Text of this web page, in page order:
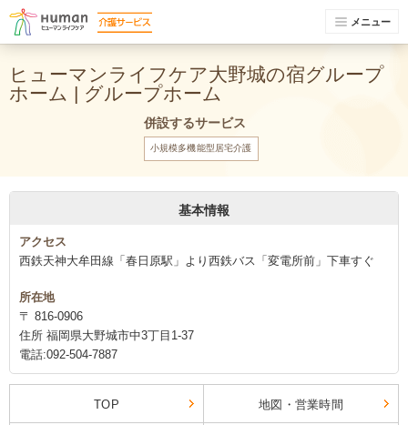
メニュー
ヒューマンライフケア大野城の宿グループ
ホーム | グループホーム
併設するサービス
小規模多機能型居宅介護
基本情報
アクセス
西鉄天神大牟田線「春日原駅」より西鉄バス「変電所前」下車すぐ
所在地
〒 816-0906
住所 福岡県大野城市中3丁目1-37
電話:092-504-7887
TOP 地図・営業時間